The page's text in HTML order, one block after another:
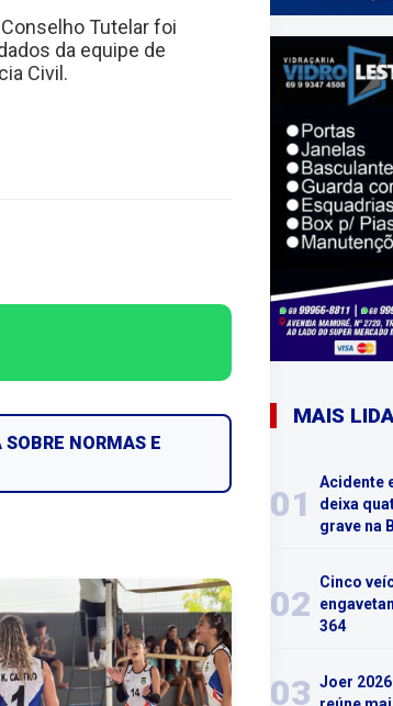
Tutelar foi
da equipe de
Civil.
NORMAS E
MAIS
01
Acidente
deixa
grave na
02
Cinco
364
03 Joer